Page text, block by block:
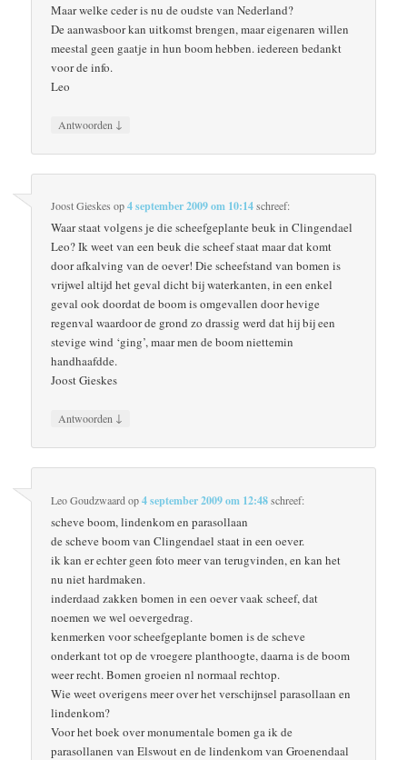
Maar welke ceder is nu de oudste van Nederland?
De aanwasboor kan uitkomst brengen, maar eigenaren willen
meestal geen gaatje in hun boom hebben. iedereen bedankt
voor de info.
Leo
Antwoorden ↓
Joost Gieskes op4 september 2009 om 10:14schreef:
Waar staat volgens je die scheefgeplante beuk in Clingendael
Leo? Ik weet van een beuk die scheef staat maar dat komt
door afkalving van de oever! Die scheefstand van bomen is
vrijwel altijd het geval dicht bij waterkanten, in een enkel
geval ook doordat de boom is omgevallen door hevige
regenval waardoor de grond zo drassig werd dat hij bij een
stevige wind ‘ging’, maar men de boom niettemin
handhaafdde.
Joost Gieskes
Antwoorden ↓
Leo Goudzwaard op4 september 2009 om 12:48schreef:
scheve boom, lindenkom en parasollaan
de scheve boom van Clingendael staat in een oever.
ik kan er echter geen foto meer van terugvinden, en kan het
nu niet hardmaken.
inderdaad zakken bomen in een oever vaak scheef, dat
noemen we wel oevergedrag.
kenmerken voor scheefgeplante bomen is de scheve
onderkant tot op de vroegere planthoogte, daarna is de boom
weer recht. Bomen groeien nl normaal rechtop.
Wie weet overigens meer over het verschijnsel parasollaan en
lindenkom?
Voor het boek over monumentale bomen ga ik de
parasollanen van Elswout en de lindenkom van Groenendaal